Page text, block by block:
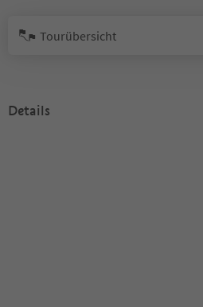
Tourübersicht
Details